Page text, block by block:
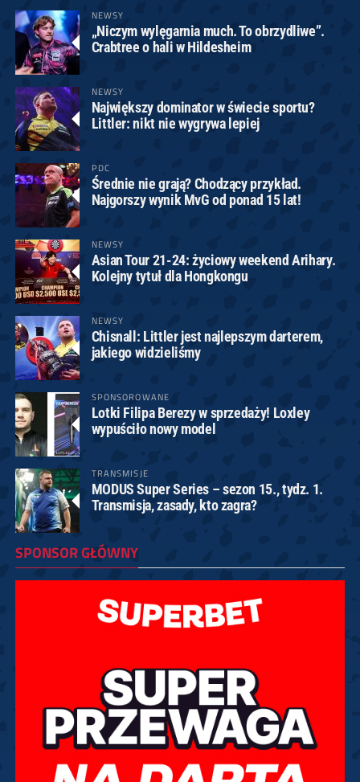
NEWSY
„Niczym wylęgarnia much. To obrzydliwe”.
Crabtree o hali w Hildesheim
NEWSY
Największy dominator w świecie sportu?
Littler: nikt nie wygrywa lepiej
PDC
Średnie nie grają? Chodzący przykład.
Najgorszy wynik MvG od ponad 15 lat!
NEWSY
Asian Tour 21-24: życiowy weekend Arihary.
Kolejny tytuł dla Hongkongu
NEWSY
Chisnall: Littler jest najlepszym darterem,
jakiego widzieliśmy
SPONSOROWANE
Lotki Filipa Berezy w sprzedaży! Loxley
wypuściło nowy model
TRANSMISJE
MODUS Super Series – sezon 15., tydz. 1.
Transmisja, zasady, kto zagra?
SPONSOR GŁÓWNY